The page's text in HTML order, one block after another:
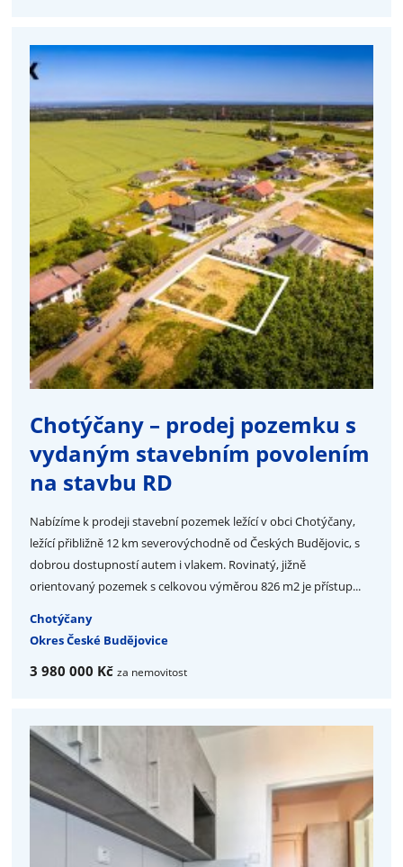
Chotýčany – prodej pozemku s
vydaným stavebním povolením
na stavbu RD
Nabízíme k prodeji stavební pozemek ležící v obci Chotýčany,
ležící přibližně 12 km severovýchodně od Českých Budějovic, s
dobrou dostupností autem i vlakem. Rovinatý, jižně
orientovaný pozemek s celkovou výměrou 826 m2 je přístup...
Chotýčany
Okres České Budějovice
3 980 000 Kč za nemovitost